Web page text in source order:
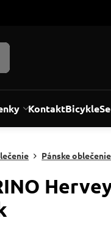
KontaktBicykle
Pánske oblečenie